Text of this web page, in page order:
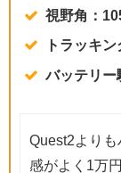
視野角：
トラッキ
バッテリー
Quest2より
感がよく1万